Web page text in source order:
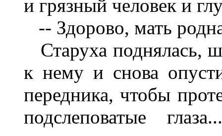
и грязный человек и
-- Здорово, мать
Старуха поднялась,
к нему и снова
передника, чтобы
подслеповатые